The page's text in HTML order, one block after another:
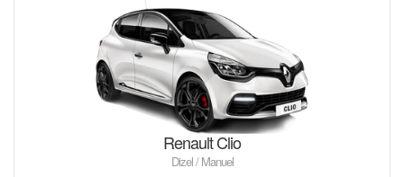
Renault Clio
Dizel / Manuel